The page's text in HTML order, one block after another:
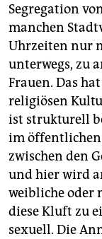
Segregation
manchen
Uhrzeiten nur
unterwegs, zu
Frauen. Das
religiösen
ist strukturell
im öffentlichen
zwischen den
und hier wird
weibliche oder
diese Kluft zu
sexuell. Die